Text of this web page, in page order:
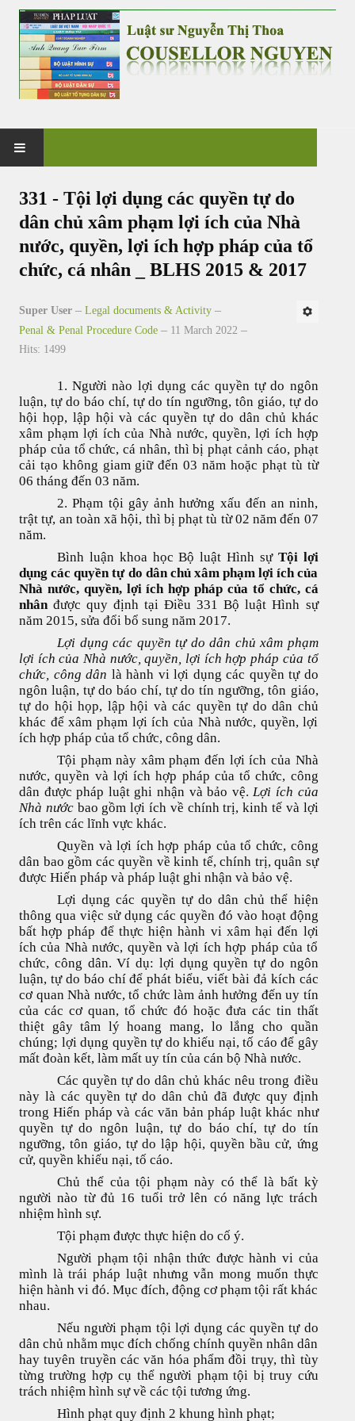
PRACTICE
G&V CO., LTD
NEWS & EVENT
CASES & CLIENTS
ATTORNEY AT LAW
ANH QUANG LAW FIRM
331 - Tội lợi dụng các quyền tự do
dân chủ xâm phạm lợi ích của Nhà
nước, quyền, lợi ích hợp pháp của tổ
chức, cá nhân _ BLHS 2015 & 2017
Super User
Legal documents & Activity
Penal & Penal Procedure Code
11 March 2022
Hits: 1499
1. Người nào lợi dụng các quyền tự do ngôn
luận, tự do báo chí, tự do tín ngưỡng, tôn giáo, tự do
hội họp, lập hội và các quyền tự do dân chủ khác
xâm phạm lợi ích của Nhà nước, quyền, lợi ích hợp
pháp của tổ chức, cá nhân, thì bị phạt cảnh cáo, phạt
cải tạo không giam giữ đến 03 năm hoặc phạt tù từ
06 tháng đến 03 năm.
2. Phạm tội gây ảnh hưởng xấu đến an ninh,
trật tự, an toàn xã hội, thì bị phạt tù từ 02 năm đến 07
năm.
Bình luận khoa học Bộ luật Hình sự Tội lợi
dụng các quyền tự do dân chủ xâm phạm lợi ích của
Nhà nước, quyền, lợi ích hợp pháp của tổ chức, cá
nhânđược quy định tại Điều 331 Bộ luật Hình sự
năm 2015, sửa đổi bổ sung năm 2017.
Lợi dụng các quyền tự do dân chủ xâm phạm
lợi ích của Nhà nước, quyền, lợi ích hợp pháp của tổ
chức, công dân là hành vi lợi dụng các quyền tự do
ngôn luận, tự do báo chí, tự do tín ngưỡng, tôn giáo,
tự do hội họp, lập hội và các quyền tự do dân chủ
khác để xâm phạm lợi ích của Nhà nước, quyền, lợi
ích hợp pháp của tổ chức, công dân.
Tội phạm này xâm phạm đến lợi ích của Nhà
nước, quyền và lợi ích hợp pháp của tổ chức, công
dân được pháp luật ghi nhận và bảo vệ.Lợi ích của
Nhà nướcbao gồm lợi ích về chính trị, kinh tế và lợi
ích trên các lĩnh vực khác.
Quyền và lợi ích hợp pháp của tổ chức, công
dân bao gồm các quyền về kinh tế, chính trị, quân sự
được Hiến pháp và pháp luật ghi nhận và bảo vệ.
Lợi dụng các quyền tự do dân chủ thể hiện
thông qua việc sử dụng các quyền đó vào hoạt động
bất hợp pháp để thực hiện hành vi xâm hại đến lợi
ích của Nhà nước, quyền và lợi ích hợp pháp của tổ
chức, công dân. Ví dụ: lợi dụng quyền tự do ngôn
luận, tự do báo chí để phát biểu, viết bài đả kích các
cơ quan Nhà nước, tổ chức làm ảnh hưởng đến uy tín
của các cơ quan, tổ chức đó hoặc đưa các tin thất
thiệt gây tâm lý hoang mang, lo lắng cho quần
chúng; lợi dụng quyền tự do khiếu nại, tố cáo để gây
mất đoàn kết, làm mất uy tín của cán bộ Nhà nước.
Các quyền tự do dân chủ khác nêu trong điều
này là các quyền tự do dân chủ đã được quy định
trong Hiến pháp và các văn bản pháp luật khác như
quyền tự do ngôn luận, tự do báo chí, tự do tín
ngưỡng, tôn giáo, tự do lập hội, quyền bầu cử, ứng
cử, quyền khiếu nại, tố cáo.
Chủ thể của tội phạm này có thể là bất kỳ
người nào từ đủ 16 tuổi trở lên có năng lực trách
nhiệm hình sự.
Tội phạm được thực hiện do cố ý.
Người phạm tội nhận thức được hành vi của
mình là trái pháp luật nhưng vẫn mong muốn thực
hiện hành vi đó. Mục đích, động cơ phạm tội rất khác
nhau.
Nếu người phạm tội lợi dụng các quyền tự do
dân chủ nhằm mục đích chống chính quyền nhân dân
hay tuyên truyền các văn hóa phẩm đồi trụy, thì tùy
từng trường hợp cụ thể người phạm tội bị truy cứu
trách nhiệm hình sự về các tội tương ứng.
Hình phạt quy định 2 khung hình phạt;